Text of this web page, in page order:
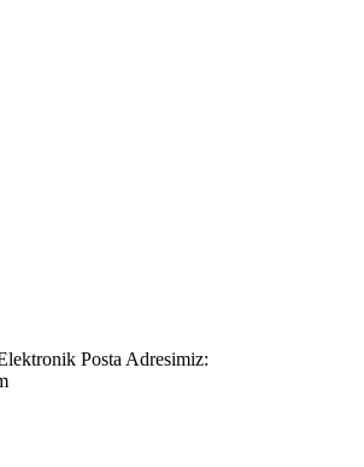
Posta Adresimiz: